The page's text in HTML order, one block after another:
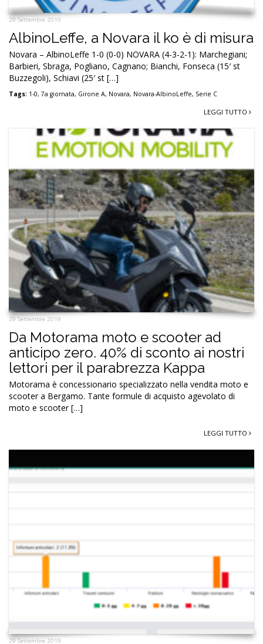
29 Settembre 2019
AlbinoLeffe, a Novara il ko è di misura
Novara – AlbinoLeffe 1-0 (0-0) NOVARA (4-3-2-1): Marchegiani;
Barbieri, Sbraga, Pogliano, Cagnano; Bianchi, Fonseca (15′ st
Buzzegoli), Schiavi (25′ st […]
Tags: 1-0, 7a giornata, Girone A, Novara, Novara-AlbinoLeffe, Serie C
LEGGI TUTTO
29 Settembre 2019
Da Motorama moto e scooter ad
anticipo zero. 40% di sconto ai nostri
lettori per il parabrezza Kappa
Motorama è concessionario specializzato nella vendita moto e
scooter a Bergamo. Tante formule di acquisto agevolato di
moto e scooter […]
LEGGI TUTTO
29 Settembre 2019